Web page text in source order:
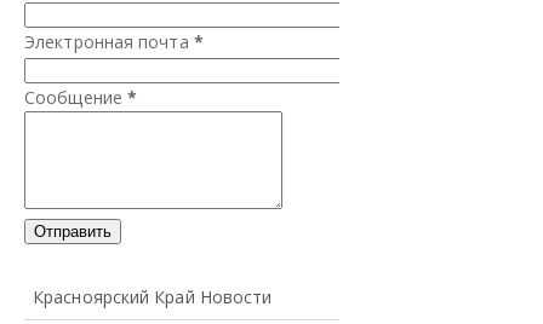
Электронная почта *
Сообщение *
Красноярский Край Новости